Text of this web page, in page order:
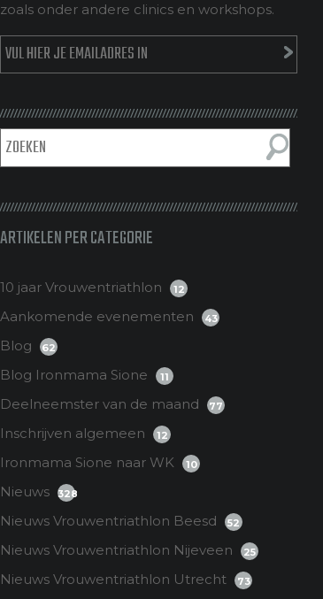
zoals onder andere clinics en workshops.
ARTIKELEN PER CATEGORIE
10 jaar Vrouwentriathlon 12
Aankomende evenementen 43
Blog 62
Blog Ironmama Sione 11
Deelneemster van de maand 77
Inschrijven algemeen 12
Ironmama Sione naar WK 10
Nieuws 328
Nieuws Vrouwentriathlon Beesd 52
Nieuws Vrouwentriathlon Nijeveen 25
Nieuws Vrouwentriathlon Utrecht 73